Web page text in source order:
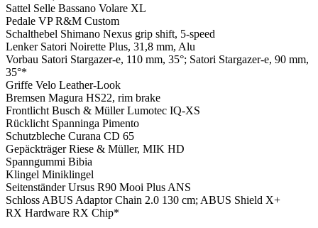
Sattel Selle Bassano Volare XL
Pedale VP R&M Custom
Schalthebel Shimano Nexus grip shift, 5-speed
Lenker Satori Noirette Plus, 31,8 mm, Alu
Vorbau Satori Stargazer-e, 110 mm, 35°; Satori Stargazer-e, 90 mm,
35°*
Griffe Velo Leather-Look
Bremsen Magura HS22, rim brake
Frontlicht Busch & Müller Lumotec IQ-XS
Rücklicht Spanninga Pimento
Schutzbleche Curana CD 65
GepäckträgerRiese & Müller, MIK HD
Spanngummi Bibia
Klingel Miniklingel
SeitenständerUrsus R90 Mooi Plus ANS
Schloss ABUS Adaptor Chain 2.0 130 cm; ABUS Shield X+
RX Hardware RX Chip*